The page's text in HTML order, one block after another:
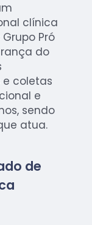
clínica
Pró
do
coletas
e
sendo
atua.
de